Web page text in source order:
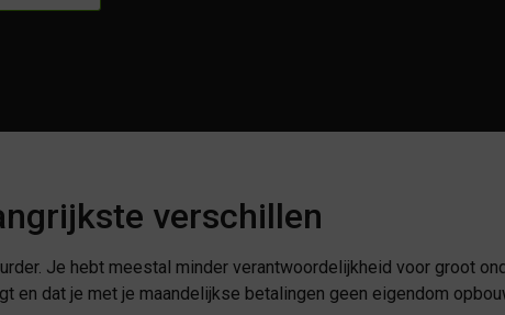
verschillen
Je hebt meestal minder verantwoordelijkheid voor groot
en dat je met je maandelijkse betalingen geen eigendom